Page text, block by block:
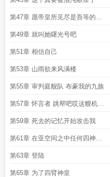
第47章 愿帝皇所见尽是吾等的功
绩
第49章 就叫她曙光号吧
第51章 相信自己
第53章 山雨欲来风满楼
第55章 审判庭舰队 布豪我的九族
第57章 怀言者 跳帮吧哎这艘机械
教巡洋舰一看就很弱我来
第59章 死去的记忆开始攻击我
第61章 在亚空间之中任何四神也
无法触及的地方
第63章 登陆
第65章 为了四臂神皇